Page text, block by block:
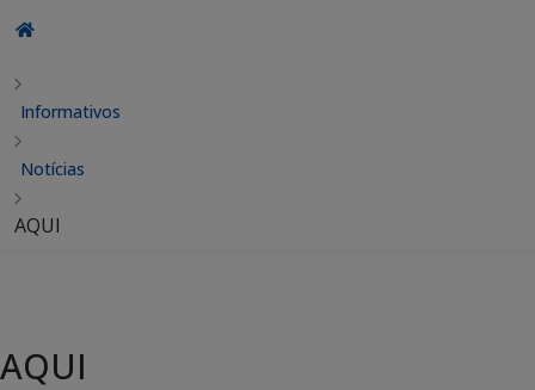
Informativos
Notícias
AQUI
AQUI